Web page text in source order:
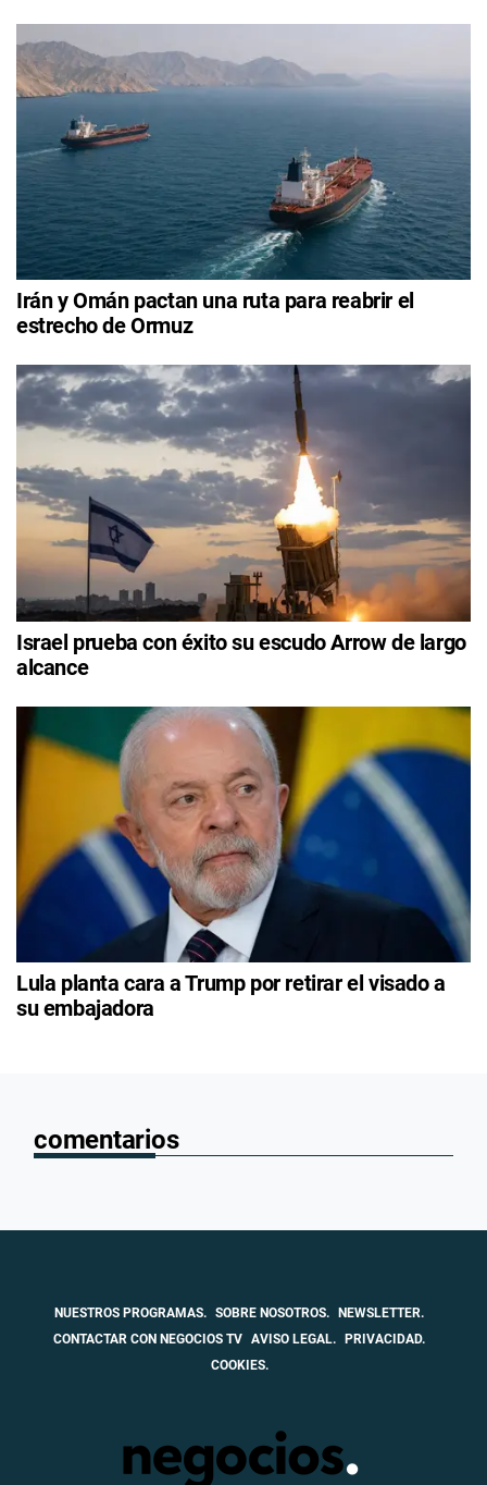
Irán y Omán pactan una ruta para reabrir el
estrecho de Ormuz
Israel prueba con éxito su escudo Arrow de largo
alcance
Lula planta cara a Trump por retirar el visado a
su embajadora
comentarios
NUESTROS PROGRAMAS. SOBRE NOSOTROS. NEWSLETTER.
CONTACTAR CON NEGOCIOS TV AVISO LEGAL. PRIVACIDAD.
COOKIES.